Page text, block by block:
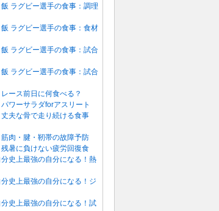
ラグビー選手の食事：調理
ラグビー選手の食事：食材
ラグビー選手の食事：試合
ラグビー選手の食事：試合
ース前日に何食べる？
ワーサラダforアスリート
夫な骨で走り続ける食事
肉・腱・靭帯の故障予防
暑に負けない疲労回復食
史上最強の自分になる！熱
史上最強の自分になる！ジ
史上最強の自分になる！試